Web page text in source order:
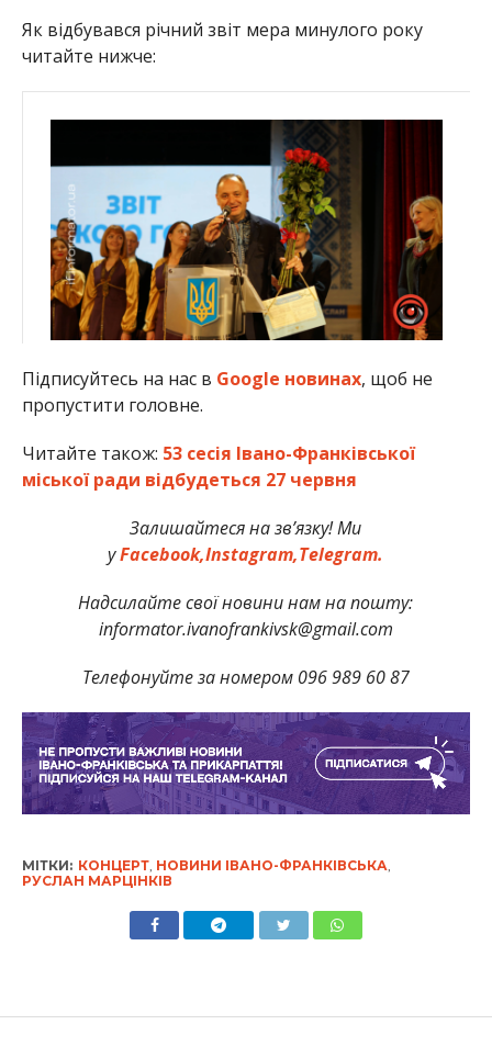
Як відбувався річний звіт мера минулого року
читайте нижче:
Підписуйтесь на нас в Google новинах, щоб не
пропустити головне.
Читайте також: 53 сесія Івано-Франківської
міської ради відбудеться 27 червня
Залишайтеся на зв’язку! Ми
уFacebook,Instagram,Telegram.
Надсилайте свої новини нам на пошту:
informator.ivanofrankivsk@gmail.com
Телефонуйте за номером 096 989 60 87
МІТКИ: КОНЦЕРТ, НОВИНИ ІВАНО-ФРАНКІВСЬКА,
РУСЛАН МАРЦІНКІВ